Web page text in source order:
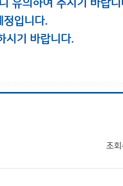
유의하여 주시기 바랍니
입니다.
시기 바랍니다.
조회